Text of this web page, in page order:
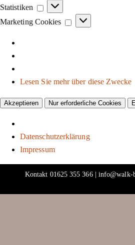
Statistiken
Statistiken
Marketing Cookies
Marketing
Lesen Sie mehr über diese Zwecke
Akzeptieren Nur erforderliche Cookies
Datenschutzerklärung
Impressum
content
Kontakt 01625 355 366 | info@walk-